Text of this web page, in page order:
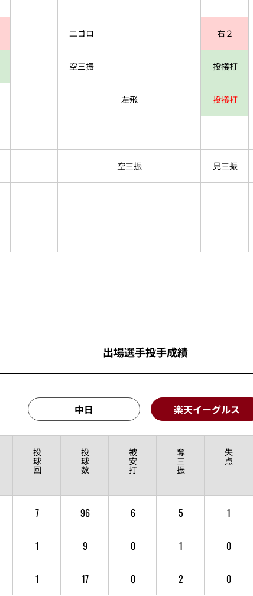
二ゴロ 右２
空三振 投犠打
左飛 投犠打
空三振 見三振
出場選手投手成績
中日 楽天イーグルス
投
球
回
投
球
数
被
安
打
奪
三
振
失
点
7 96 6 5 1
1 9 0 1 0
1 17 0 2 0